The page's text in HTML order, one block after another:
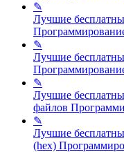
✎
Лучшие
✎
Лучшие
✎
Лучшие
файлов
✎
Лучшие
(hex)